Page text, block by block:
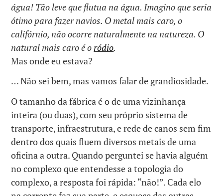
água! Tão leve que flutua na água. Imagino que seria
ótimo para fazer navios. O metal mais caro, o
califórnio, não ocorre naturalmente na natureza. O
natural mais caro é o ródio.
Mas onde eu estava?
… Não sei bem, mas vamos falar de grandiosidade.
O tamanho da fábrica é o de uma vizinhança
inteira (ou duas), com seu próprio sistema de
transporte, infraestrutura, e rede de canos sem fim
dentro dos quais fluem diversos metais de uma
oficina a outra. Quando perguntei se havia alguém
no complexo que entendesse a topologia do
complexo, a resposta foi rápida: “não!”. Cada elo